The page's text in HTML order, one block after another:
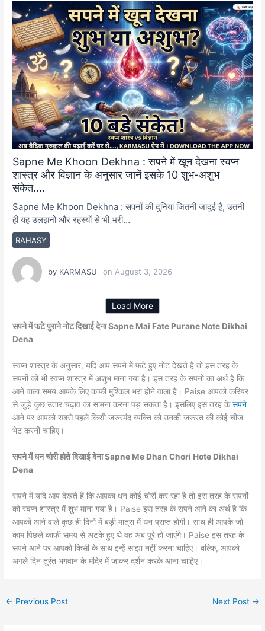
Sapne Me Khoon Dekhna : सपने में खून देखना स्वप्न
शास्त्र और विज्ञान के अनुसार जानें इसके 10 शुभ-अशुभ
संकेत….
RAHASY
Sapne Me Khoon Dekhna : सपनों की दुनिया जितनी जादुई है, उतनी
ही यह उलझनों और रहस्यों से भी भरी…
by KARMASU onAugust 3, 2026
Load More
सपने में फटे पुराने नोट दिखाई देना Sapne Mai Fate Purane Note Dikhai
Dena
स्वप्न शास्त्र के अनुसार, यदि आप सपने में फटे हुए नोट देखते हैं तो इस तरह के
सपनों को भी स्वप्न शास्त्र में अशुभ माना गया है। इस तरह के सपनों का अर्थ है कि
आने वाला समय आपके लिए काफी मुश्किल भरा होने वाला है। Paise आपको करियर
से जुड़े कुछ उतार चढ़ाव का सामना करना पड़ सकता है। इसलिए इस तरह केसपने
आने पर आपको सबसे पहले किसी जरुरमंद व्यक्ति को उनकी जरूरत की कोई चीज
भेट करनी चाहिए।
सपने में धन चोरी होते दिखाई देना Sapne Me Dhan Chori Hote Dikhai
Dena
सपने में यदि आप देखते हैं कि आपका धन कोई चोरी कर रहा है तो इस तरह के सपनों
को स्वप्न शास्त्र में शुभ माना गया है। Paise इस तरह के सपने आने का अर्थ है कि
आपको आने वाले कुछ ही दिनों में बड़ी मात्रा में धन प्राप्त होगी। साथ ही आपके जो
काम पिछले काफी समय से अटके हुए थे वह अब पूरे हो जाएंगे। Paise इस तरह के
सपने आने पर आपको किसी के साथ इन्हें साझा नहीं करना चाहिए। बल्कि, आपको
अगले दिन तुरंत भगवान के मंदिर में जाकर दर्शन करके आना चाहिए।
← Previous Post Next Post →